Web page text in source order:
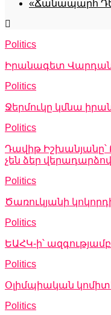
«Ճանապարհ
Politics
Իրանագետ Վարդան
Politics
Ջերմուկը կմնա
Politics
Դավիթ Իշխանյանը՝
չեն ձեր
Politics
Ծառուկյանի
Politics
ԵԱՀԿ-ի՝
Politics
Օլիմպիական
Politics